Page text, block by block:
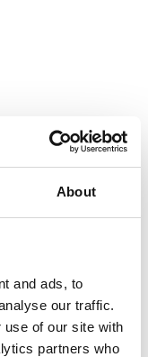
About
and ads, to
our traffic.
use of our site with
partners who